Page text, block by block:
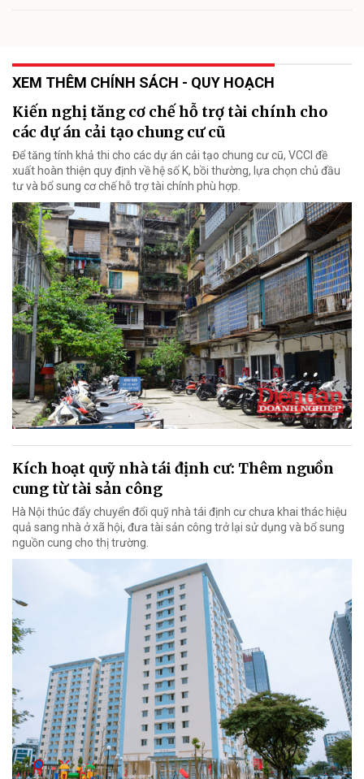
XEM THÊM CHÍNH SÁCH - QUY HOẠCH
Kiến nghị tăng cơ chế hỗ trợ tài chính cho
các dự án cải tạo chung cư cũ
Để tăng tính khả thi cho các dự án cải tạo chung cư cũ, VCCI đề
xuất hoàn thiện quy định về hệ số K, bồi thường, lựa chọn chủ đầu
tư và bổ sung cơ chế hỗ trợ tài chính phù hợp.
Kích hoạt quỹ nhà tái định cư: Thêm nguồn
cung từ tài sản công
Hà Nội thúc đẩy chuyển đổi quỹ nhà tái định cư chưa khai thác hiệu
quả sang nhà ở xã hội, đưa tài sản công trở lại sử dụng và bổ sung
nguồn cung cho thị trường.